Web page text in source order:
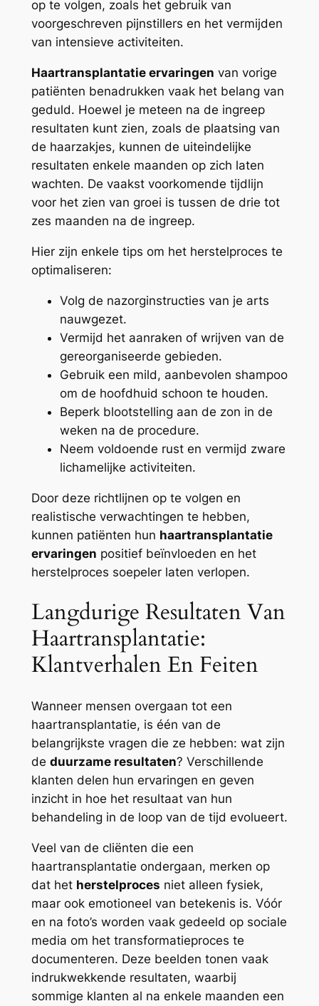
op te volgen, zoals het gebruik van
voorgeschreven pijnstillers en het vermijden
van intensieve activiteiten.
Haartransplantatie ervaringen van vorige
patiënten benadrukken vaak het belang van
geduld. Hoewel je meteen na de ingreep
resultaten kunt zien, zoals de plaatsing van
de haarzakjes, kunnen de uiteindelijke
resultaten enkele maanden op zich laten
wachten. De vaakst voorkomende tijdlijn
voor het zien van groei is tussen de drie tot
zes maanden na de ingreep.
Hier zijn enkele tips om het herstelproces te
optimaliseren:
Volg de nazorginstructies van je arts
nauwgezet.
Vermijd het aanraken of wrijven van de
gereorganiseerde gebieden.
Gebruik een mild, aanbevolen shampoo
om de hoofdhuid schoon te houden.
Beperk blootstelling aan de zon in de
weken na de procedure.
Neem voldoende rust en vermijd zware
lichamelijke activiteiten.
Door deze richtlijnen op te volgen en
realistische verwachtingen te hebben,
kunnen patiënten hun haartransplantatie
ervaringen positief beïnvloeden en het
herstelproces soepeler laten verlopen.
Langdurige Resultaten Van
Haartransplantatie:
Klantverhalen En Feiten
Wanneer mensen overgaan tot een
haartransplantatie, is één van de
belangrijkste vragen die ze hebben: wat zijn
de duurzame resultaten? Verschillende
klanten delen hun ervaringen en geven
inzicht in hoe het resultaat van hun
behandeling in de loop van de tijd evolueert.
Veel van de cliënten die een
haartransplantatie ondergaan, merken op
dat het herstelproces niet alleen fysiek,
maar ook emotioneel van betekenis is. Vóór
en na foto’s worden vaak gedeeld op sociale
media om het transformatieproces te
documenteren. Deze beelden tonen vaak
indrukwekkende resultaten, waarbij
sommige klanten al na enkele maanden een